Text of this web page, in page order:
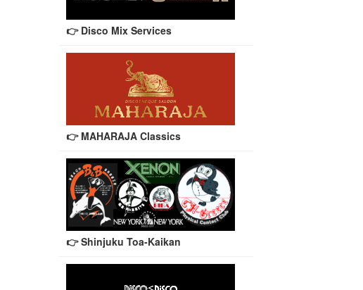
👉 Disco Mix Services
👉 MAHARAJA Classics
👉 Shinjuku Toa-Kaikan